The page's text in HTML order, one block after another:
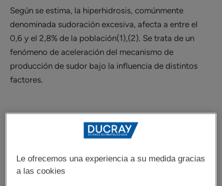
Según se estima, la hiperhidrosis, comúnmente
denominada sudoración excesiva, afecta a entre el
0,6 y el 2,8% de la población(1),(2). Se trata de un
fenómeno de aceleración del mecanismo de
producción de sudor bajo la influencia de distintos
factores.
¿Qué es la sudoración?
nuestro organismo. Su función principal es regular la
Le ofrecemos una experiencia a su medida gracias
a las cookies